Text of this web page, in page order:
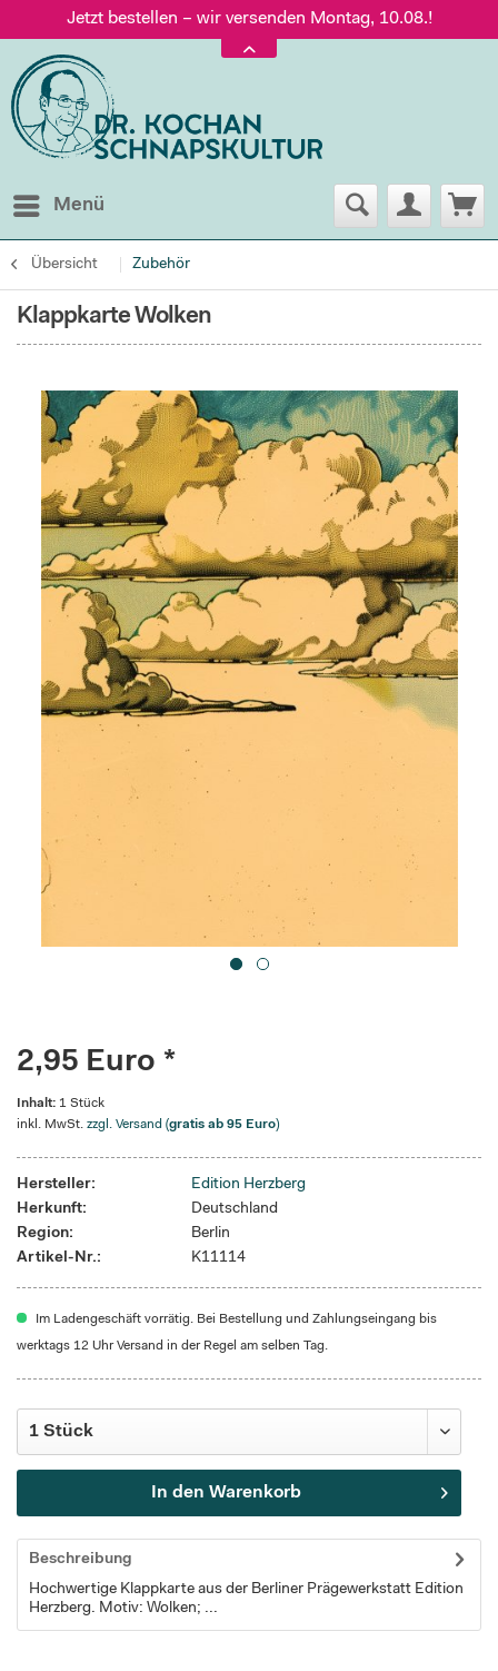
Jetzt bestellen – wir versenden Montag, 10.08.!
Versand nur 5,60 €, gratis ab 95 € Warenwert
Jetzt bestellen – wir versenden Montag, 10.08.!
Menü
Übersicht Zubehör
Klappkarte Wolken
2,95 Euro *
Inhalt: 1 Stück
inkl. MwSt. zzgl. Versand (gratis ab 95 Euro)
Hersteller:
Edition Herzberg
Herkunft:
Deutschland
Region:
Berlin
Artikel-Nr.:
K11114
Im Ladengeschäft vorrätig. Bei Bestellung und Zahlungseingang bis
werktags 12 Uhr Versand in der Regel am selben Tag.
In den Warenkorb
Beschreibung
Hochwertige Klappkarte aus der Berliner Prägewerkstatt Edition
Herzberg. Motiv: Wolken; ...